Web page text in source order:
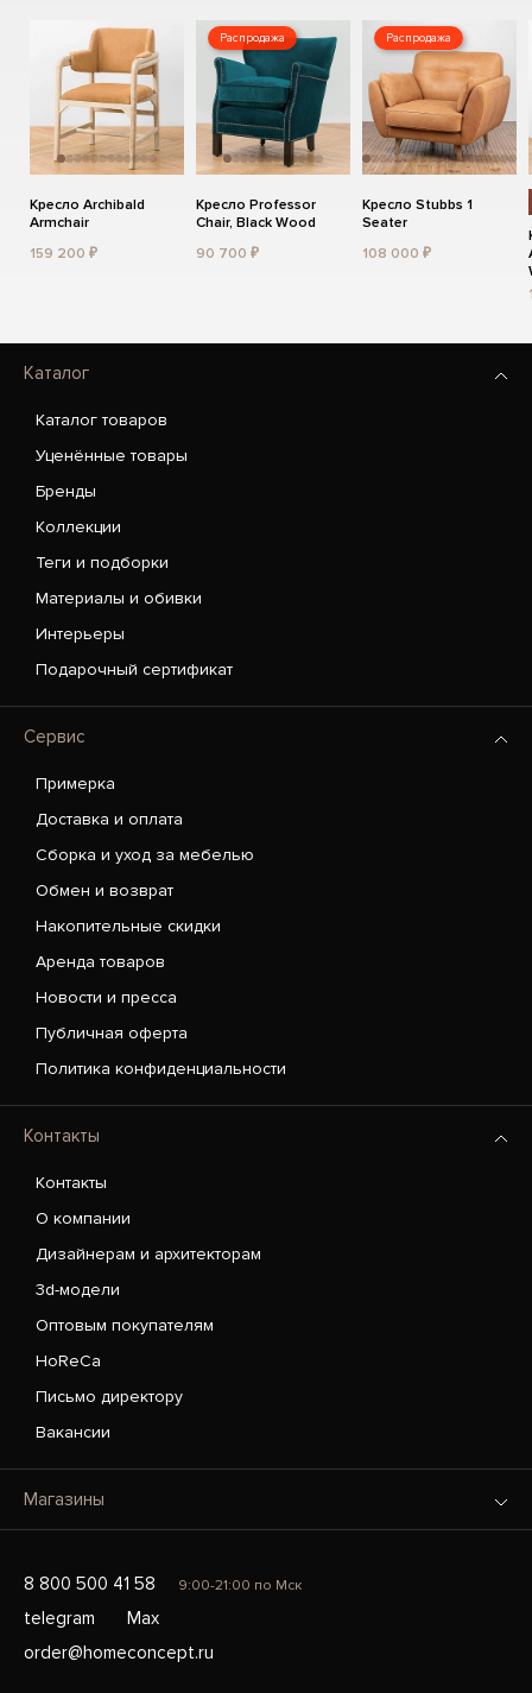
Кресло Archibald
Armchair
159 200 ₽
Распродажа
Кресло Professor
Chair, Black Wood
90 700 ₽
Распродажа
Кресло Stubbs 1
Seater
108 000 ₽
Каталог
Каталог товаров
Уценённые товары
Бренды
Коллекции
Теги и подборки
Материалы и обивки
Интерьеры
Подарочный сертификат
Сервис
Примерка
Доставка и оплата
Сборка и уход за мебелью
Обмен и возврат
Накопительные скидки
Аренда товаров
Новости и пресса
Публичная оферта
Политика конфиденциальности
Контакты
Контакты
О компании
Дизайнерам и архитекторам
3d-модели
Оптовым покупателям
HoReCa
Письмо директору
Вакансии
Магазины
8 800 500 41 58 9:00-21:00 по Мск
telegram
Max
order@homeconcept.ru